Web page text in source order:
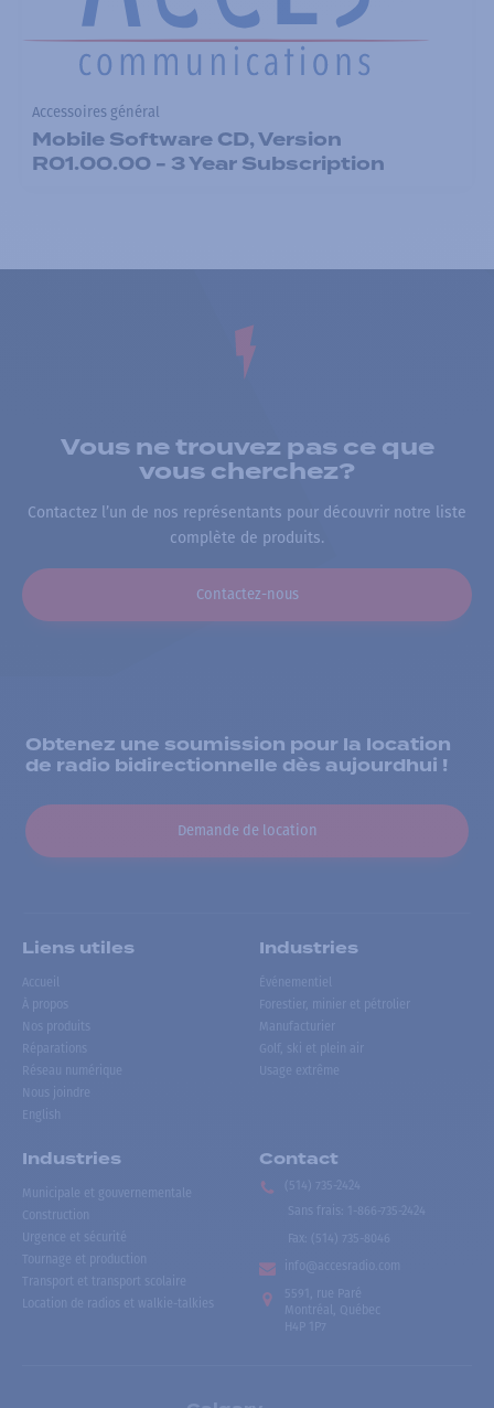
Accessoires général
Mobile Software CD, Version
R01.00.00 - 3 Year Subscription
Vous ne trouvez pas ce que
vous cherchez?
Contactez l’un de nos représentants pour découvrir notre liste
complète de produits.
Contactez-nous
Obtenez une soumission pour la location
de radio bidirectionnelle dès aujourdhui !
Demande de location
Liens utiles
Accueil
À propos
Nos produits
Réparations
Réseau numérique
Nous joindre
English
Industries
Événementiel
Forestier, minier et pétrolier
Manufacturier
Golf, ski et plein air
Usage extrême
Industries
Municipale et gouvernementale
Construction
Urgence et sécurité
Tournage et production
Transport et transport scolaire
Location de radios et walkie-talkies
Contact
(514) 735-2424
Sans frais
1-866-735-2424
Fax:
(514) 735-8046
info@accesradio.com
5591, rue Paré
Montréal, Québec
H4P 1P7